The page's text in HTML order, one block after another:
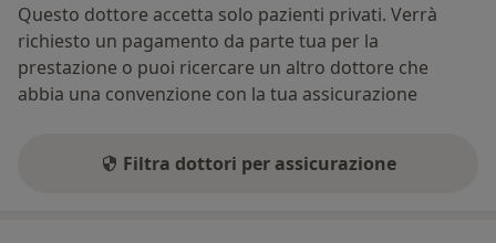
Questo dottore accetta solo pazienti privati. Verrà
richiesto un pagamento da parte tua per la
prestazione o puoi ricercare un altro dottore che
abbia una convenzione con la tua assicurazione
Filtra dottori per assicurazione